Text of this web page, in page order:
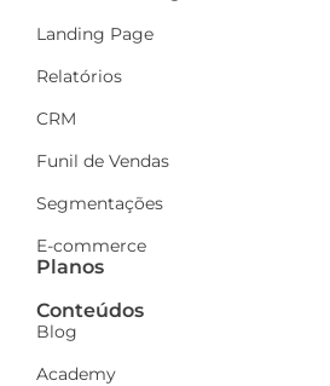
Landing Page
Relatórios
CRM
Funil de Vendas
Segmentações
E-commerce
Planos
Conteúdos
Blog
Academy